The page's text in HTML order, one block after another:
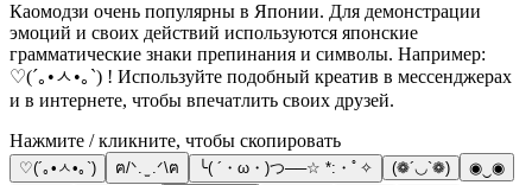
Каомодзи очень популярны в Японии. Для демонстрации
эмоций и своих действий используются японские
грамматические знаки препинания и символы. Например:
♡(´｡•ㅅ•｡`) ! Используйте подобный креатив в мессенджерах
и в интернете, чтобы впечатлить своих друзей.
Нажмите / кликните, чтобы скопировать
♡(´｡•ㅅ•｡`) ฅ/ᐠ. ̫ .ᐟ\ฅ ╰( ´・ω・)つ──☆ *:・ﾟ✧ (❁´◡`❁)
◉‿◉